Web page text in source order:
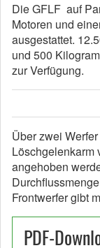
Die GFLF auf
Motoren und
ausgestattet.
und 500
zur Verfügung.
Über zwei
Löschgelenkarm
angehoben
Frontwerfer gibt
PDF-